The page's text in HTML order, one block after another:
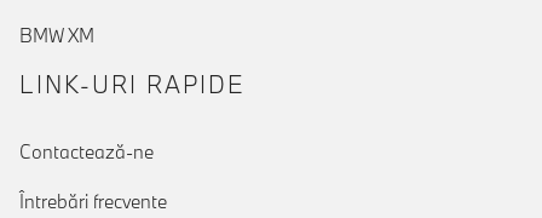
BMW XM
LINK-URI RAPIDE
Contactează-ne
Întrebări frecvente